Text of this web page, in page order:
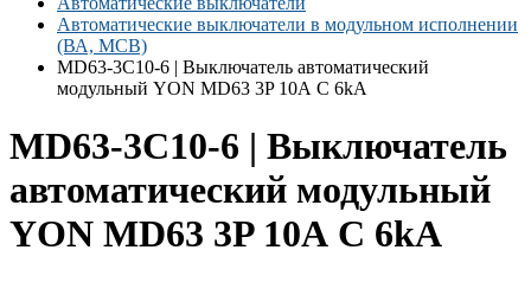
Автоматические выключатели в модульном исполнении
(ВА, MCB)
MD63-3C10-6 | Выключатель автоматический
модульный YON MD63 3P 10А C 6kA
MD63-3C10-6 | Выключатель
автоматический модульный
YON MD63 3P 10А C 6kA